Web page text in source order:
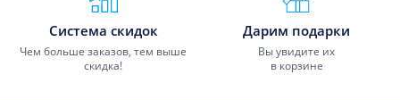
Система скидок
Чем больше заказов, тем выше
скидка!
Дарим подарки
Вы увидите их
в корзине